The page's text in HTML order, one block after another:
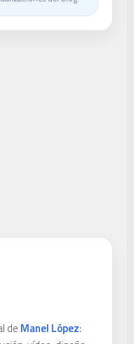
de Manel López: